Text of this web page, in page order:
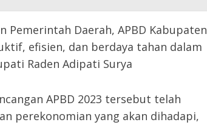
Pemerintah Daerah, APBD Kabupaten
efisien, dan berdaya tahan dalam
Raden Adipati Surya
APBD 2023 tersebut telah
perekonomian yang akan dihadapi,